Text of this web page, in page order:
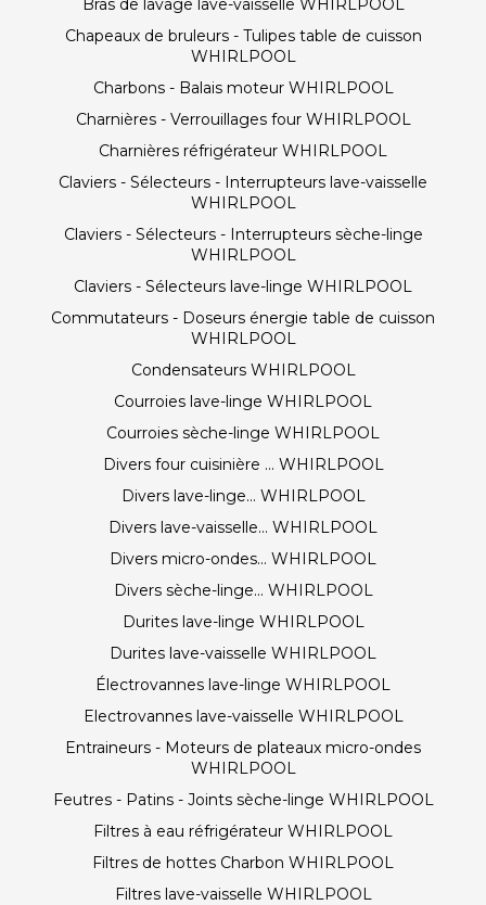
Bras de lavage lave-vaisselle WHIRLPOOL
Chapeaux de bruleurs - Tulipes table de cuisson
WHIRLPOOL
Charbons - Balais moteur WHIRLPOOL
Charnières - Verrouillages four WHIRLPOOL
Charnières réfrigérateur WHIRLPOOL
Claviers - Sélecteurs - Interrupteurs lave-vaisselle
WHIRLPOOL
Claviers - Sélecteurs - Interrupteurs sèche-linge
WHIRLPOOL
Claviers - Sélecteurs lave-linge WHIRLPOOL
Commutateurs - Doseurs énergie table de cuisson
WHIRLPOOL
Condensateurs WHIRLPOOL
Courroies lave-linge WHIRLPOOL
Courroies sèche-linge WHIRLPOOL
Divers four cuisinière ... WHIRLPOOL
Divers lave-linge... WHIRLPOOL
Divers lave-vaisselle... WHIRLPOOL
Divers micro-ondes... WHIRLPOOL
Divers sèche-linge... WHIRLPOOL
Durites lave-linge WHIRLPOOL
Durites lave-vaisselle WHIRLPOOL
Électrovannes lave-linge WHIRLPOOL
Electrovannes lave-vaisselle WHIRLPOOL
Entraineurs - Moteurs de plateaux micro-ondes
WHIRLPOOL
Feutres - Patins - Joints sèche-linge WHIRLPOOL
Filtres à eau réfrigérateur WHIRLPOOL
Filtres de hottes Charbon WHIRLPOOL
Filtres lave-vaisselle WHIRLPOOL